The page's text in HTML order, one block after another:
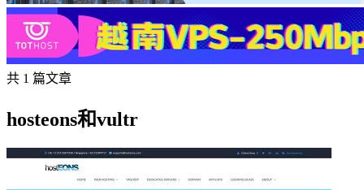
共 1 篇文章
hosteons和vultr